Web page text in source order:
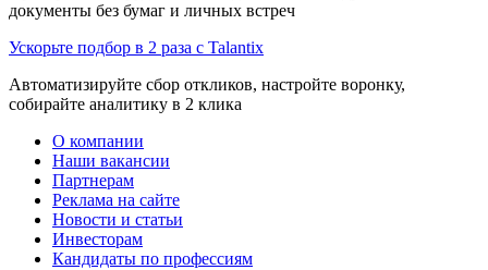
документы без бумаг и личных встреч
Ускорьте подбор в 2 раза с Talantix
Автоматизируйте сбор откликов, настройте воронку,
собирайте аналитику в 2 клика
О компании
Наши вакансии
Партнерам
Реклама на сайте
Новости и статьи
Инвесторам
Кандидаты по профессиям